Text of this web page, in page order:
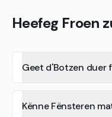
Heefeg Froen
Geet d'Botzen duer
Kënne Fënsteren